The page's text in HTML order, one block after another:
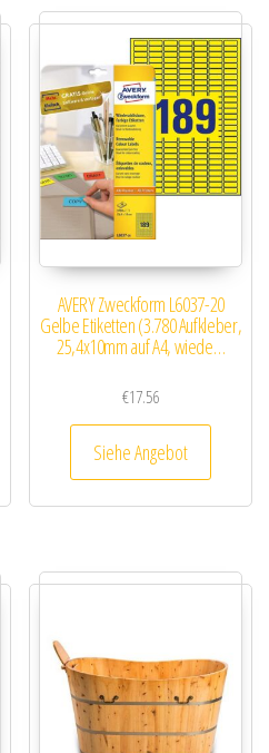
AVERY Zweckform L6037-20
Gelbe Etiketten (3.780 Aufkleber,
25,4x10mm auf A4, wiede…
€17.56
Siehe Angebot